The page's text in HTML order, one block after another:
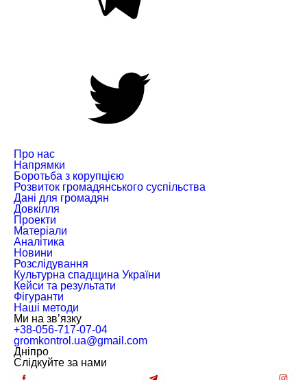
Про нас
Напрямки
Боротьба з корупцією
Розвиток громадянського суспільства
Дані для громадян
Довкілля
Проекти
Матеріали
Аналітика
Новини
Розслідування
Культурна спадщина України
Кейси та результати
Фігуранти
Наші методи
Ми на зв’язку
+38-056-717-07-04
gromkontrol.ua@gmail.com
Дніпро
Слiдкуйте за нами